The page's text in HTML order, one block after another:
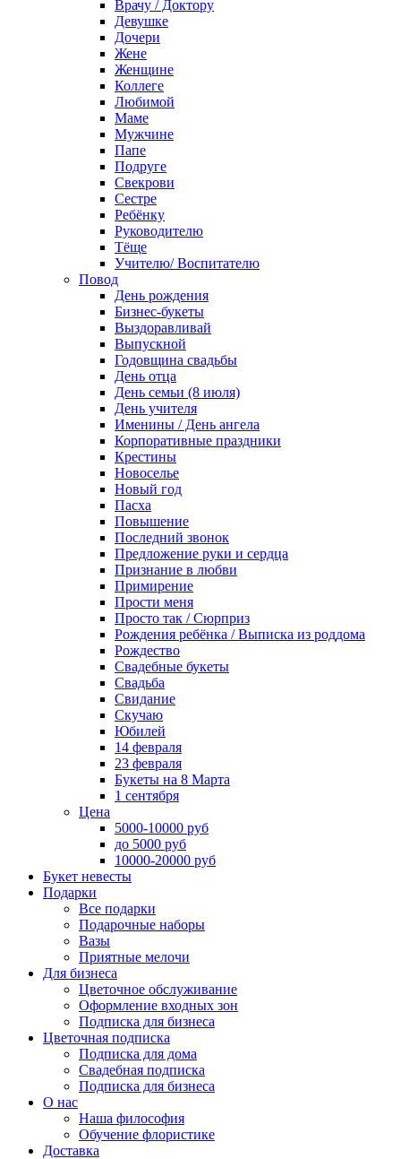
Врачу / Доктору
Девушке
Дочери
Жене
Женщине
Коллеге
Любимой
Маме
Мужчине
Папе
Подруге
Свекрови
Сестре
Ребёнку
Руководителю
Тёще
Учителю/ Воспитателю
Повод
День рождения
Бизнес-букеты
Выздоравливай
Выпускной
Годовщина свадьбы
День отца
День семьи (8 июля)
День учителя
Именины / День ангела
Корпоративные праздники
Крестины
Новоселье
Новый год
Пасха
Повышение
Последний звонок
Предложение руки и сердца
Признание в любви
Примирение
Прости меня
Просто так / Сюрприз
Рождения ребёнка / Выписка из роддома
Рождество
Свадебные букеты
Свадьба
Свидание
Скучаю
Юбилей
14 февраля
23 февраля
Букеты на 8 Марта
1 сентября
Цена
5000-10000 руб
до 5000 руб
10000-20000 руб
Букет невесты
Подарки
Все подарки
Подарочные наборы
Вазы
Приятные мелочи
Для бизнеса
Цветочное обслуживание
Оформление входных зон
Подписка для бизнеса
Цветочная подписка
Подписка для дома
Свадебная подписка
Подписка для бизнеса
О нас
Наша философия
Обучение флористике
Доставка